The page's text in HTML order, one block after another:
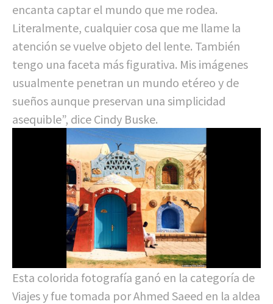
encanta captar el mundo que me rodea.
Literalmente, cualquier cosa que me llame la
atención se vuelve objeto del lente. También
tengo una faceta más figurativa. Mis imágenes
usualmente penetran un mundo etéreo y de
sueños aunque preservan una simplicidad
asequible”, dice Cindy Buske.
Esta colorida fotografía ganó en la categoría de
Viajes y fue tomada por Ahmed Saeed en la aldea